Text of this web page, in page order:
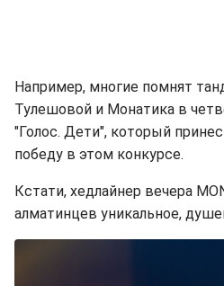
Например, многие помнят
Тулешовой и Монатика в
"Голос. Дети", который
победу в этом конкурсе.
Кстати, хедлайнер вечера
алматинцев уникальное,